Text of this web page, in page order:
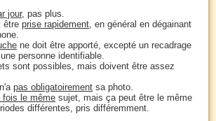
jour, pas plus.
êtreprise rapidement , en général en dégainant
ne doit être apporté, excepté un recadrage
personne identifiable.
sont possibles, mais doivent être assez
pas obligatoirement sa photo.
fois le même sujet, mais ça peut être le même
différentes, pris différemment.